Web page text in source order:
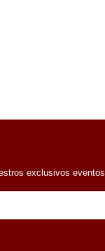
exclusivos eventos.